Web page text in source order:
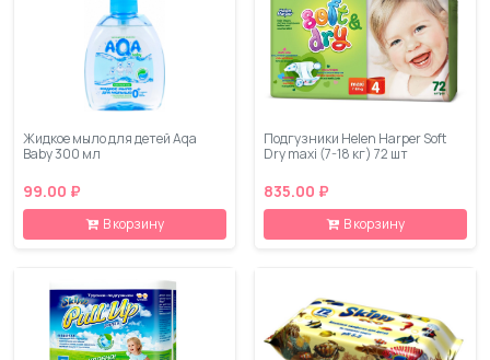
Жидкое мыло для детей Aqa
Baby 300 мл
99.00 ₽
В корзину
Подгузники Helen Harper Soft
Dry maxi (7-18 кг) 72 шт
835.00 ₽
В корзину